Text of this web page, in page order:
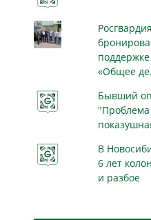
«Общее
Бывший
В
6 лет
и разбое